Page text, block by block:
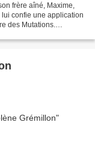
frère aîné, Maxime,
confie une application
des Mutations.